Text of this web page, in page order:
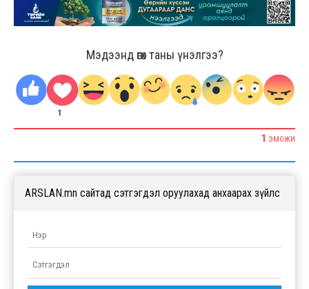
Мэдээнд өгөх таны үнэлгээ?
1
1 ЭМОЖИ
ARSLAN.mn сайтад сэтгэгдэл оруулахад анхаарах зүйлс